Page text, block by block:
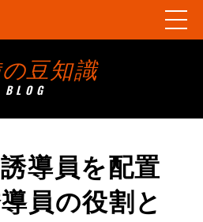
豆知識
BLOG
導員を配置
員の役割と